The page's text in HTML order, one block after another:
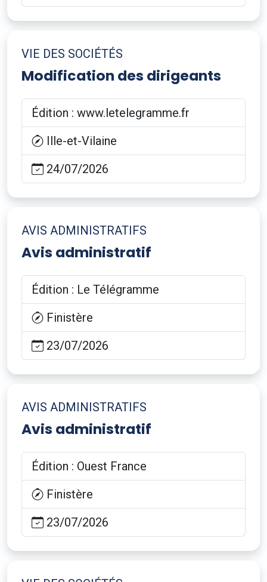
VIE DES SOCIÉTÉS
Modification des dirigeants
Édition : www.letelegramme.fr
Ille-et-Vilaine
24/07/2026
AVIS ADMINISTRATIFS
Avis administratif
Édition : Le Télégramme
Finistère
23/07/2026
AVIS ADMINISTRATIFS
Avis administratif
Édition : Ouest France
Finistère
23/07/2026